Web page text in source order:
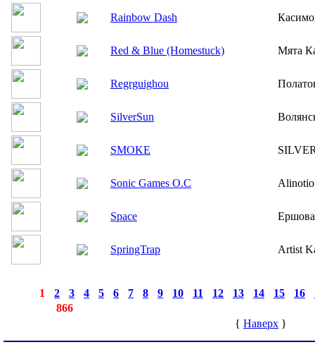
Rainbow Dash
Red & Blue (Homestuck) Мята
Regrguighou
SilverSun
SMOKE
Sonic Games O.C
Space
SpringTrap Artist
1 2 3 4 5 6 7 8 9 10 11 12 13 14 15 16
866
{ Наверх }